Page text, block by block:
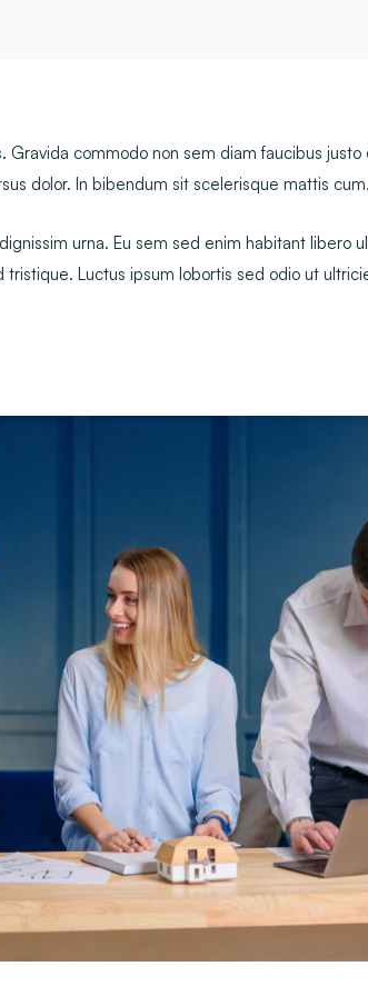
Gravida commodo non sem diam faucibus
dolor. In bibendum sit scelerisque mattis cum.
urna. Eu sem sed enim habitant libero
Luctus ipsum lobortis sed odio ut